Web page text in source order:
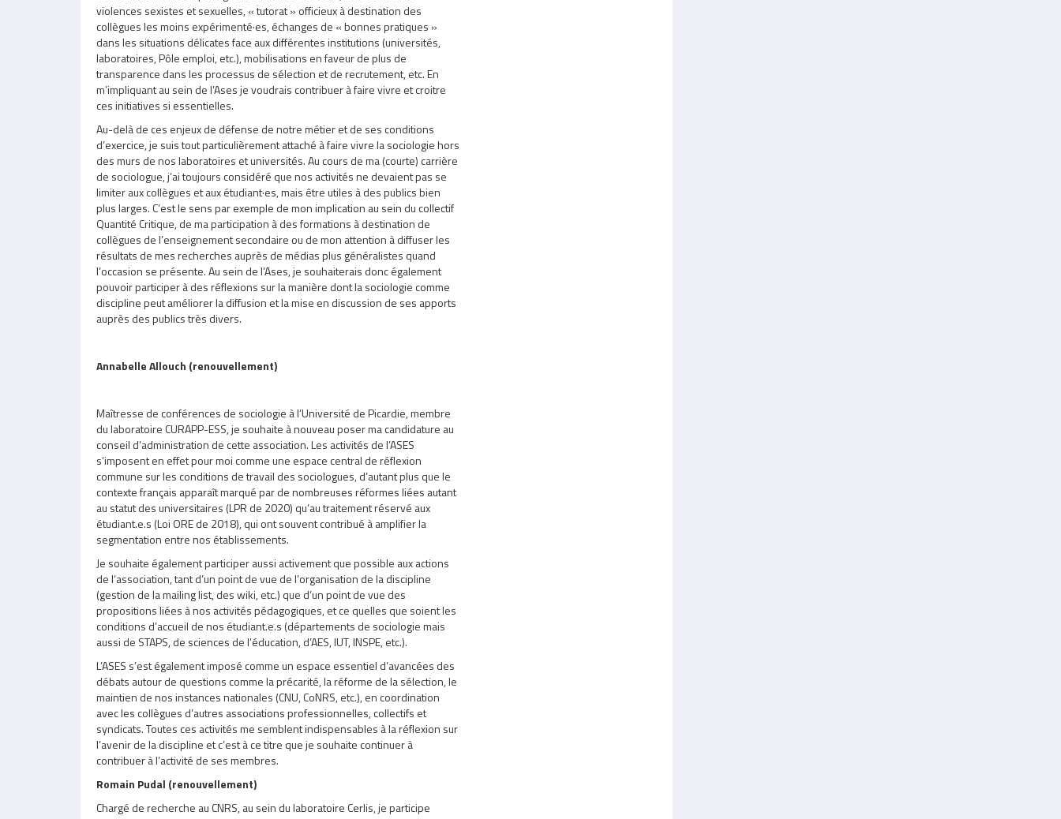
violences sexistes et sexuelles, « tutorat » officieux à destination des
collègues les moins expérimenté·es, échanges de « bonnes pratiques »
dans les situations délicates face aux différentes institutions (universités,
laboratoires, Pôle emploi, etc.), mobilisations en faveur de plus de
transparence dans les processus de sélection et de recrutement, etc. En
m’impliquant au sein de l’Ases je voudrais contribuer à faire vivre et croitre
ces initiatives si essentielles.
Au-delà de ces enjeux de défense de notre métier et de ses conditions
d’exercice, je suis tout particulièrement attaché à faire vivre la sociologie hors
des murs de nos laboratoires et universités. Au cours de ma (courte) carrière
de sociologue, j’ai toujours considéré que nos activités ne devaient pas se
limiter aux collègues et aux étudiant·es, mais être utiles à des publics bien
plus larges. C’est le sens par exemple de mon implication au sein du collectif
Quantité Critique, de ma participation à des formations à destination de
collègues de l’enseignement secondaire ou de mon attention à diffuser les
résultats de mes recherches auprès de médias plus généralistes quand
l’occasion se présente. Au sein de l’Ases, je souhaiterais donc également
pouvoir participer à des réflexions sur la manière dont la sociologie comme
discipline peut améliorer la diffusion et la mise en discussion de ses apports
auprès des publics très divers.
Annabelle Allouch (renouvellement)
Maîtresse de conférences de sociologie à l’Université de Picardie, membre
du laboratoire CURAPP-ESS, je souhaite à nouveau poser ma candidature au
conseil d’administration de cette association. Les activités de l’ASES
s’imposent en effet pour moi comme une espace central de réflexion
commune sur les conditions de travail des sociologues, d’autant plus que le
contexte français apparaît marqué par de nombreuses réformes liées autant
au statut des universitaires (LPR de 2020) qu’au traitement réservé aux
étudiant.e.s (Loi ORE de 2018), qui ont souvent contribué à amplifier la
segmentation entre nos établissements.
Je souhaite également participer aussi activement que possible aux actions
de l’association, tant d’un point de vue de l’organisation de la discipline
(gestion de la mailing list, des wiki, etc.) que d’un point de vue des
propositions liées à nos activités pédagogiques, et ce quelles que soient les
conditions d’accueil de nos étudiant.e.s (départements de sociologie mais
aussi de STAPS, de sciences de l’éducation, d’AES, IUT, INSPE, etc.).
L’ASES s’est également imposé comme un espace essentiel d’avancées des
débats autour de questions comme la précarité, la réforme de la sélection, le
maintien de nos instances nationales (CNU, CoNRS, etc.), en coordination
avec les collègues d’autres associations professionnelles, collectifs et
syndicats. Toutes ces activités me semblent indispensables à la réflexion sur
l’avenir de la discipline et c’est à ce titre que je souhaite continuer à
contribuer à l’activité de ses membres.
Romain Pudal (renouvellement)
Chargé de recherche au CNRS, au sein du laboratoire Cerlis, je participe